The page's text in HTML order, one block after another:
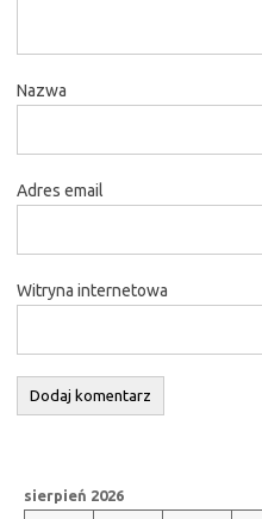
Nazwa
Adres email
Witryna internetowa
sierpień 2026